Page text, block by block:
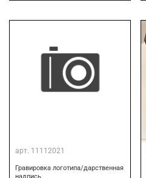
арт. 11112021
Гравировка логотипа/дарственная